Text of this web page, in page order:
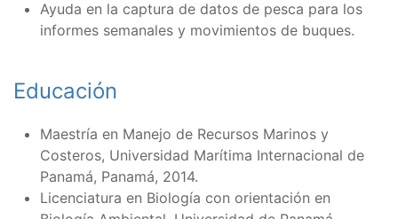
Ayuda en la captura de datos de pesca para los
informes semanales y movimientos de buques.
Educación
Maestría en Manejo de Recursos Marinos y
Costeros, Universidad Marítima Internacional de
Panamá, Panamá, 2014.
Licenciatura en Biología con orientación en